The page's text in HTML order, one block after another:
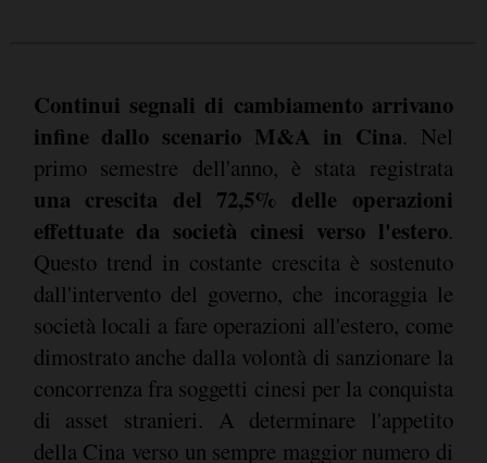
Continui segnali di cambiamento arrivano
infine dallo scenario M&A in Cina. Nel
primo semestre dell'anno, è stata registrata
una crescita del 72,5% delle operazioni
effettuate da società cinesi verso l'estero.
Questo trend in costante crescita è sostenuto
dall'intervento del governo, che incoraggia le
società locali a fare operazioni all'estero, come
dimostrato anche dalla volontà di sanzionare la
concorrenza fra soggetti cinesi per la conquista
di asset stranieri. A determinare l'appetito
della Cina verso un sempre maggior numero di